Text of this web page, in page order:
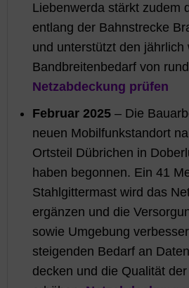
Liebenwerda stärkt zudem
entlang der Bahnstrecke
und unterstützt den jährlich
Bandbreitenbedarf von
Netzabdeckung prüfen
Februar 2025 – Die
neuen Mobilfunkstandort
Ortsteil Dübrichen in
haben begonnen. Ein 41
Stahlgittermast wird das
ergänzen und die
sowie Umgebung
steigenden Bedarf an
decken und die Qualität